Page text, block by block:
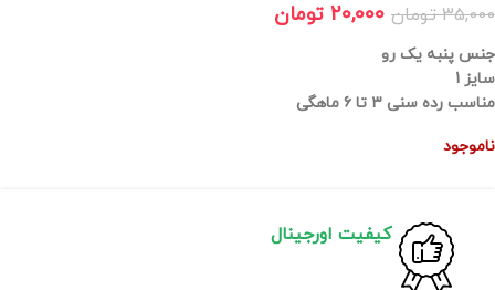
35,000 تومان 20,000 تومان
جنس پنبه یک رو
سایز 1
مناسب رده سنی ۳ تا ۶ ماهگی
ناموجود
کیفیت اورجینال